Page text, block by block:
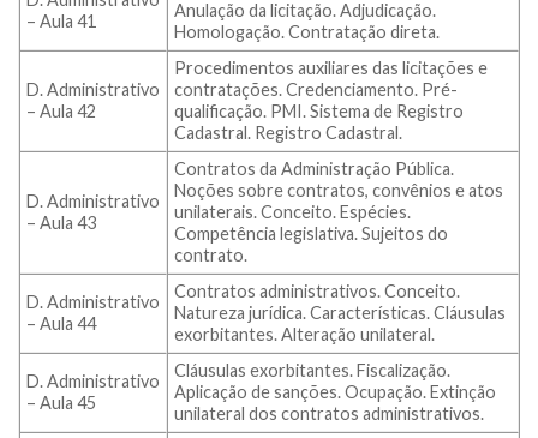
– Aula 41
Anulação da licitação. Adjudicação.
Homologação. Contratação direta.
D. Administrativo
– Aula 42
Procedimentos auxiliares das licitações e
contratações. Credenciamento. Pré-
qualificação. PMI. Sistema de Registro
Cadastral. Registro Cadastral.
D. Administrativo
– Aula 43
Contratos da Administração Pública.
Noções sobre contratos, convênios e atos
unilaterais. Conceito. Espécies.
Competência legislativa. Sujeitos do
contrato.
D. Administrativo
– Aula 44
Contratos administrativos. Conceito.
Natureza jurídica. Características. Cláusulas
exorbitantes. Alteração unilateral.
D. Administrativo
– Aula 45
Cláusulas exorbitantes. Fiscalização.
Aplicação de sanções. Ocupação. Extinção
unilateral dos contratos administrativos.